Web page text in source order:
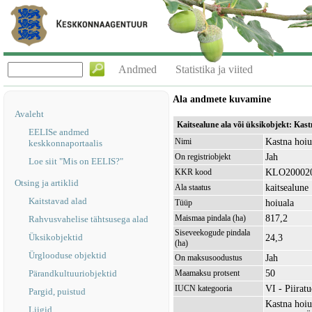
Andmed Statistika ja viited
Avaleht
EELISe andmed
keskkonnaportaalis
Loe siit "Mis on EELIS?"
Otsing ja artiklid
Kaitstavad alad
Rahvusvahelise tähtsusega alad
Üksikobjektid
Ürglooduse objektid
Pärandkultuuriobjektid
Pargid, puistud
Liigid
Ala andmete kuvamine
Kaitsealune ala või üksikobjekt:
Nimi
Kastna
On registriobjekt Jah
KKR kood
Ala staatus kaitsealune
Tüüp hoiuala
Maismaa pindala (ha) 817,2
Siseveekogude pindala
(ha)
24,3
On maksusoodustus Jah
Maamaksu protsent 50
IUCN kategooria
VI -
Kastna